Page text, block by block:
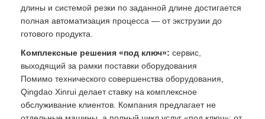
длины и системой резки по заданной длине достигается
полная автоматизация процесса — от экструзии до
готового продукта.
Комплексные решения «под ключ»: сервис,
выходящий за рамки поставки оборудования
Помимо технического совершенства оборудования,
Qingdao Xinrui делает ставку на комплексное
обслуживание клиентов. Компания предлагает не